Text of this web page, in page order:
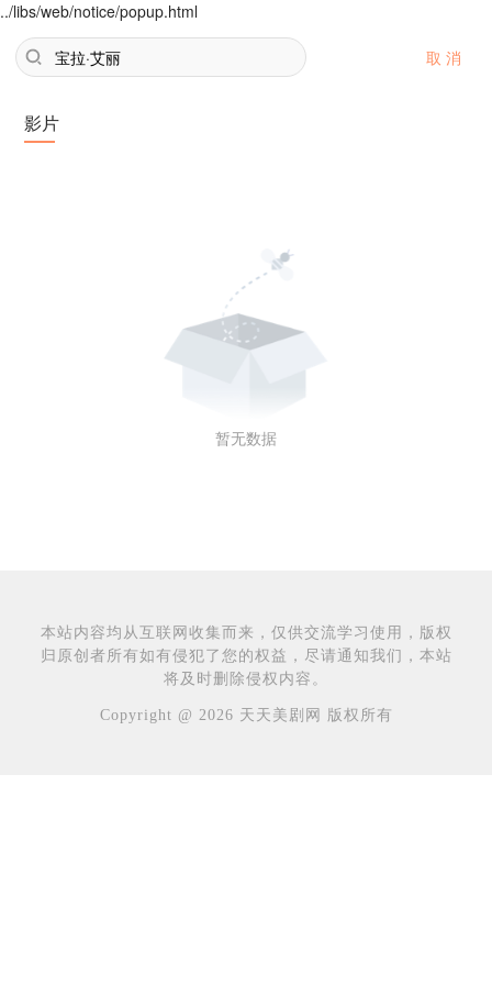
../libs/web/notice/popup.html
取 消
影片
暂无数据
本站内容均从互联网收集而来，仅供交流学习使用，版权
归原创者所有如有侵犯了您的权益，尽请通知我们，本站
将及时删除侵权内容。
Copyright @ 2026 天天美剧网 版权所有